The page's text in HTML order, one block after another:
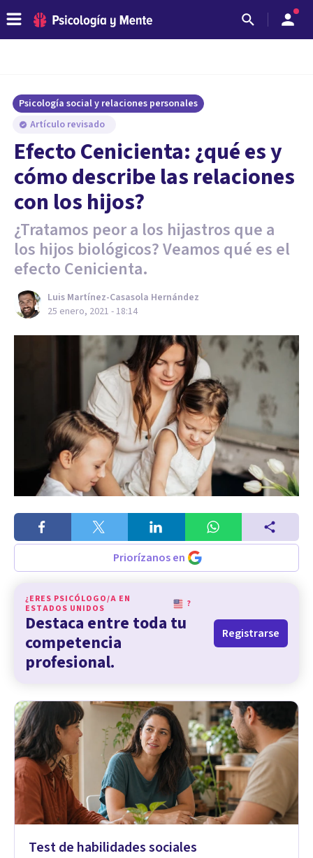
Psicología social y relaciones personales
Artículo revisado
Efecto Cenicienta: ¿qué es y
cómo describe las relaciones
con los hijos?
¿Tratamos peor a los hijastros que a
los hijos biológicos? Veamos qué es el
efecto Cenicienta.
Luis Martínez-Casasola Hernández
25 enero, 2021 - 18:14
Priorízanos en
¿ERES PSICÓLOGO/A EN
ESTADOS UNIDOS
?
Destaca entre toda tu
competencia
profesional.
Registrarse
Test de habilidades sociales